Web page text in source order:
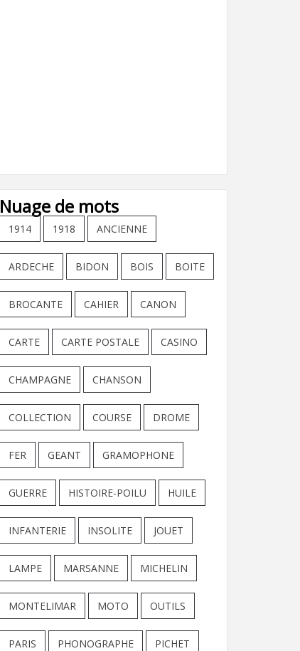
Nuage de mots
1914 1918 ANCIENNE
ARDECHE BIDON BOIS BOITE
BROCANTE CAHIER CANON
CARTE CARTE POSTALE CASINO
CHAMPAGNE CHANSON
COLLECTION COURSE DROME
FER GEANT GRAMOPHONE
GUERRE HISTOIRE-POILU HUILE
INFANTERIE INSOLITE JOUET
LAMPE MARSANNE MICHELIN
MONTELIMAR MOTO OUTILS
PARIS PHONOGRAPHE PICHET